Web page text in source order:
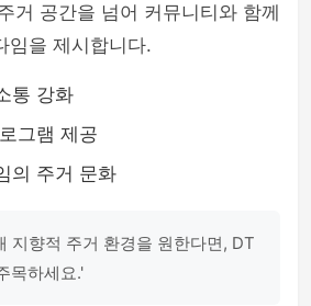
거 공간을 넘어 커뮤니티와 함께
임을 제시합니다.
통 강화
그램 제공
의 주거 문화
지향적 주거 환경을 원한다면, DT
목하세요.'